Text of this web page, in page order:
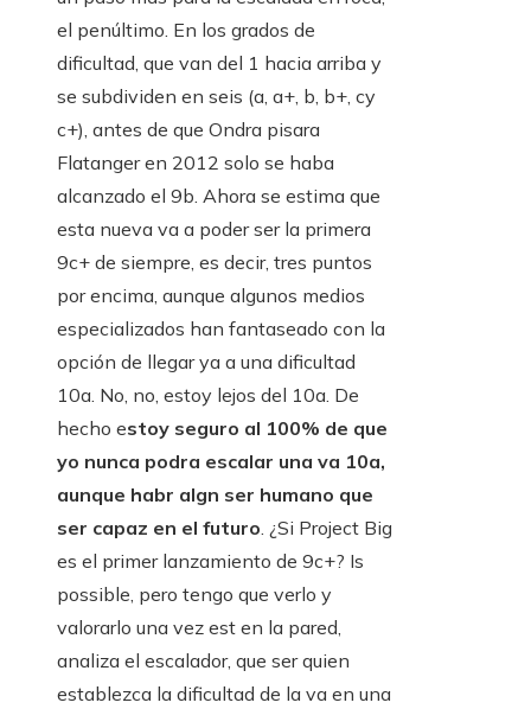
el penúltimo. En los grados de
dificultad, que van del 1 hacia arriba y
se subdividen en seis (a, a+, b, b+, cy
c+), antes de que Ondra pisara
Flatanger en 2012 solo se haba
alcanzado el 9b. Ahora se estima que
esta nueva va a poder ser la primera
9c+ de siempre, es decir, tres puntos
por encima, aunque algunos medios
especializados han fantaseado con la
opción de llegar ya a una dificultad
10a. No, no, estoy lejos del 10a. De
hecho estoy seguro al 100% de que
yo nunca podra escalar una va 10a,
aunque habr algn ser humano que
ser capaz en el futuro. ¿Si Project Big
es el primer lanzamiento de 9c+? Is
possible, pero tengo que verlo y
valorarlo una vez est en la pared,
analiza el escalador, que ser quien
establezca la dificultad de la va en una